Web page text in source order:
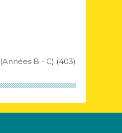
B - C) (403)